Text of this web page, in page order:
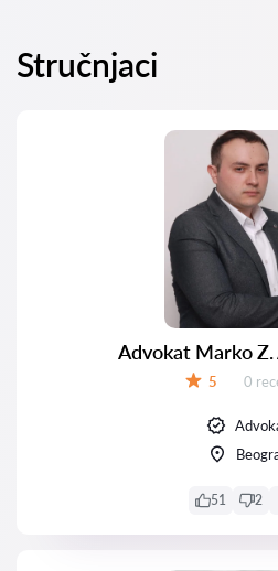
Stručnjaci
Advokat Marko Z.
5 0
51 2